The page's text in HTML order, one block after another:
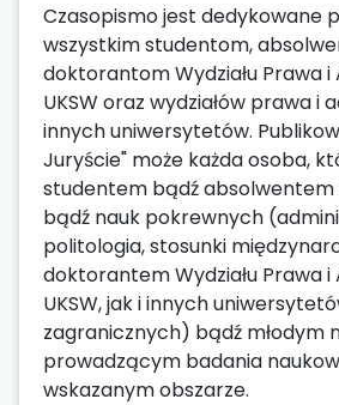
Czasopismo jest dedykowane
wszystkim studentom,
doktorantom Wydziału Prawa
UKSW oraz wydziałów prawa i
innych uniwersytetów.
Juryście" może każda osoba,
studentem bądź
bądź nauk pokrewnych
politologia, stosunki
doktorantem Wydziału Prawa
UKSW, jak i innych
zagranicznych) bądź młodym
prowadzącym badania
wskazanym obszarze.